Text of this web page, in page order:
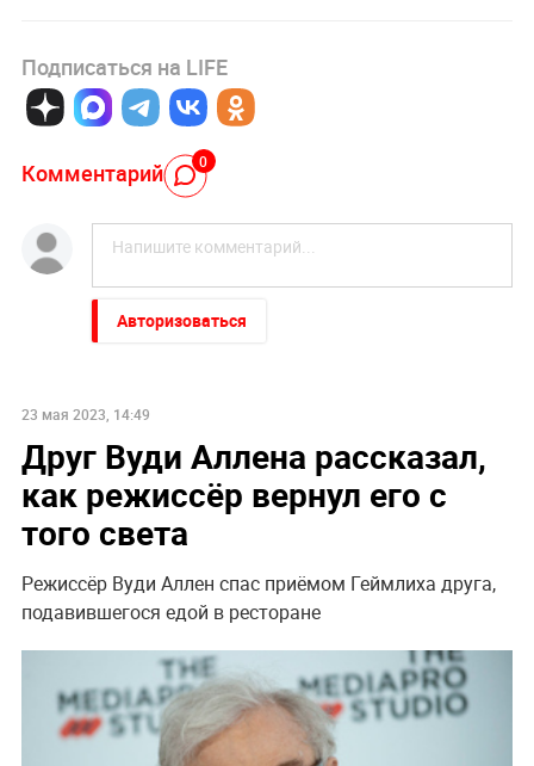
Подписаться на LIFE
Комментарий 0
Авторизоваться
23 мая 2023, 14:49
Друг Вуди Аллена рассказал,
как режиссёр вернул его с
того света
Режиссёр Вуди Аллен спас приёмом Геймлиха друга,
подавившегося едой в ресторане